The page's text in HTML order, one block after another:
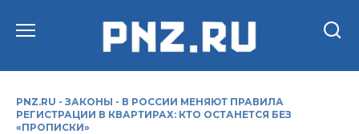
PNZ.RU - ЗАКОНЫ - В РОССИИ МЕНЯЮТ ПРАВИЛА
РЕГИСТРАЦИИ В КВАРТИРАХ: КТО ОСТАНЕТСЯ БЕЗ
«ПРОПИСКИ»